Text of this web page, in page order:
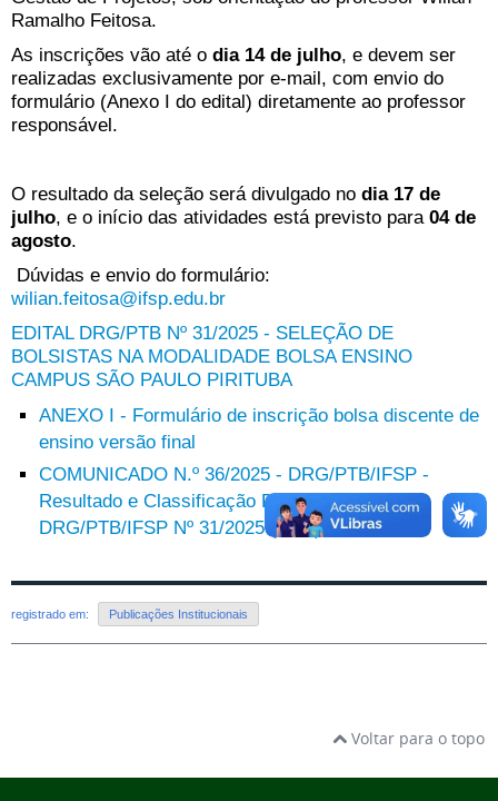
Ramalho Feitosa.
As inscrições vão até o dia 14 de julho, e devem ser
realizadas exclusivamente por e-mail, com envio do
formulário (Anexo I do edital) diretamente ao professor
responsável.
O resultado da seleção será divulgado no dia 17 de
julho, e o início das atividades está previsto para 04 de
agosto.
Dúvidas e envio do formulário:
wilian.feitosa@ifsp.edu.br
EDITAL DRG/PTB Nº 31/2025 - SELEÇÃO DE
BOLSISTAS NA MODALIDADE BOLSA ENSINO
CAMPUS SÃO PAULO PIRITUBA
ANEXO I - Formulário de inscrição bolsa discente de
ensino versão final
COMUNICADO N.º 36/2025 - DRG/PTB/IFSP -
Resultado e Classificação Final - Edital
DRG/PTB/IFSP Nº 31/2025 (DAE) NOVO
registrado em: Publicações Institucionais
Voltar para o topo